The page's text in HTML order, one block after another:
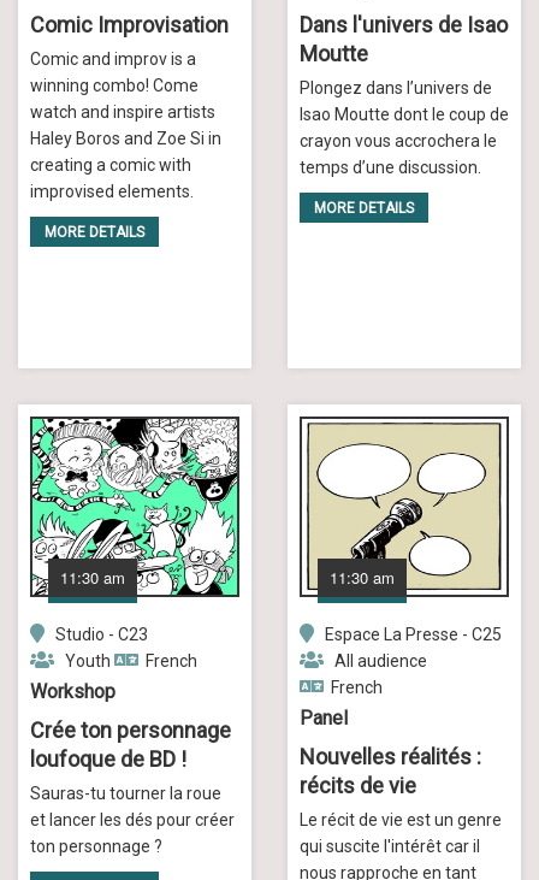
Comic Improvisation
Comic and improv is a
winning combo! Come
watch and inspire artists
Haley Boros and Zoe Si in
creating a comic with
improvised elements.
MORE DETAILS
Dans l'univers de Isao
Moutte
Plongez dans l’univers de
Isao Moutte dont le coup de
crayon vous accrochera le
temps d’une discussion.
MORE DETAILS
11:30 am
Studio - C23
Youth
French
Workshop
Crée ton personnage
loufoque de BD !
Sauras-tu tourner la roue
et lancer les dés pour créer
ton personnage ?
11:30 am
Espace La Presse - C25
All audience
French
Panel
Nouvelles réalités :
récits de vie
Le récit de vie est un genre
qui suscite l'intérêt car il
nous rapproche en tant